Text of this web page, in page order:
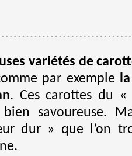
variétés de
par exemple
. Ces carottes du
savoureuse.
dur » que l’on